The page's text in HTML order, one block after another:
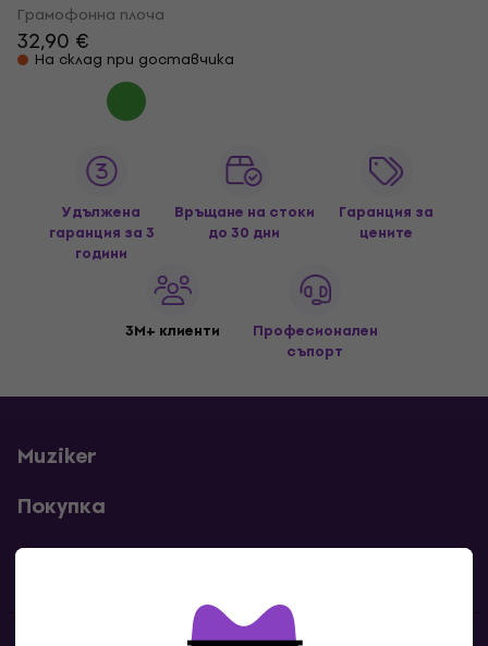
Грамофонна плоча
32,90 €
На склад при доставчика
Удължена
гаранция за 3
години
Връщане на стоки
до 30 дни
Гаранция за
цените
3M+ клиенти
Професионален
съпорт
Muziker
Покупка
Полезни линкове